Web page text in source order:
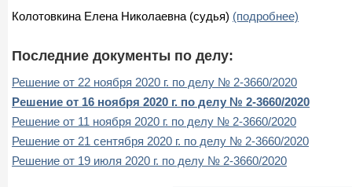
Колотовкина Елена Николаевна (судья) (подробнее)
Последние документы по делу:
Решение от 22 ноября 2020 г. по делу № 2-3660/2020
Решение от 16 ноября 2020 г. по делу № 2-3660/2020
Решение от 11 ноября 2020 г. по делу № 2-3660/2020
Решение от 21 сентября 2020 г. по делу № 2-3660/2020
Решение от 19 июля 2020 г. по делу № 2-3660/2020